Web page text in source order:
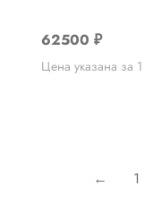
62500₽
Цена указана за
← 1